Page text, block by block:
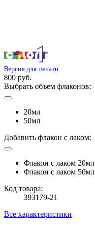
Версия для печати
800 руб.
Выбрать объем флаконов:
20мл
50мл
Добавить флакон с лаком:
Флакон с лаком 20мл
Флакон с лаком 50мл
Код товара:
393179-21
Все характеристики